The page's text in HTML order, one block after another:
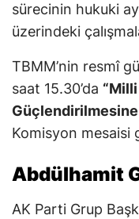
sürecinin hukuki
üzerindeki
TBMM’nin resmî
saat 15.30’da
Komisyon mesaisi
Abdülhamit
AK Parti Grup